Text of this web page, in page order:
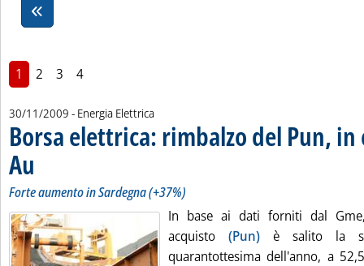
1 2 3 4
30/11/2009 - Energia Elettrica
Borsa elettrica: rimbalzo del Pun, in
Au
Forte aumento in Sardegna (+37%)
In base ai dati forniti dal
acquisto (Pun) è salito la
quarantottesima dell'anno, a